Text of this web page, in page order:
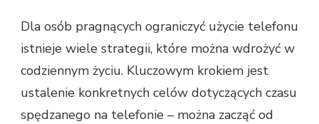
Dla osób pragnących ograniczyć użycie telefonu
istnieje wiele strategii, które można wdrożyć w
codziennym życiu. Kluczowym krokiem jest
ustalenie konkretnych celów dotyczących czasu
spędzanego na telefonie – można zacząć od